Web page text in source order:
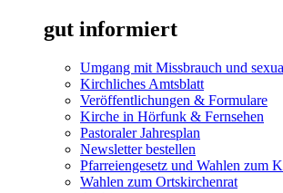
gut informiert
Umgang mit Missbrauch und
Kirchliches Amtsblatt
Veröffentlichungen & Formulare
Kirche in Hörfunk & Fernsehen
Pastoraler Jahresplan
Newsletter bestellen
Pfarreiengesetz und Wahlen zum
Wahlen zum Ortskirchenrat